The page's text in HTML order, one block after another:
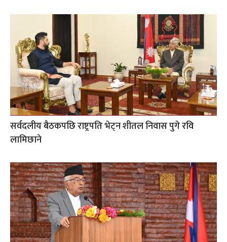
सर्वदलीय बैठकपछि राष्ट्रपति भेट्न शीतल निवास पुगे रवि
लामिछाने